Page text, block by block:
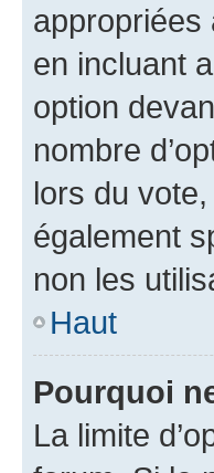
appropriées
en incluant
option
nombre
lors du
également
non les
Haut
Pourquoi
La limite